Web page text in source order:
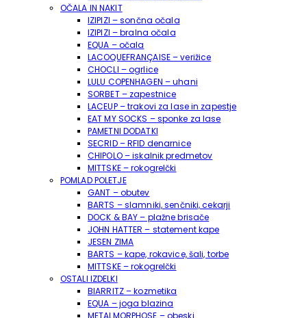
OČALA IN NAKIT
IZIPIZI – sončna očala
IZIPIZI – bralna očala
EQUA – očala
LACOQUEFRANÇAISE – verižice
CHOCLI – ogrlice
LULU COPENHAGEN – uhani
SORBET – zapestnice
LACEUP – trakovi za lase in zapestje
EAT MY SOCKS – sponke za lase
PAMETNI DODATKI
SECRID – RFID denarnice
CHIPOLO – iskalnik predmetov
MITTSKE – rokogrelčki
POMLAD POLETJE
GANT – obutev
BARTS – slamniki, senčniki, cekarji
DOCK & BAY – plažne brisače
JOHN HATTER – statement kape
JESEN ZIMA
BARTS – kape, rokavice, šali, torbe
MITTSKE – rokogrelčki
OSTALI IZDELKI
BIARRITZ – kozmetika
EQUA – joga blazina